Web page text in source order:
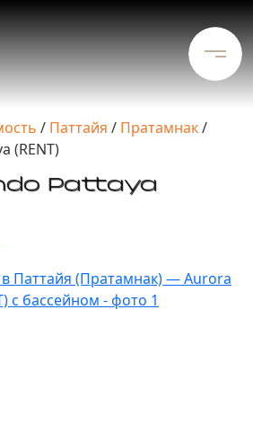
/ Паттайя / Пратамнак/
(RENT)
Pattaya